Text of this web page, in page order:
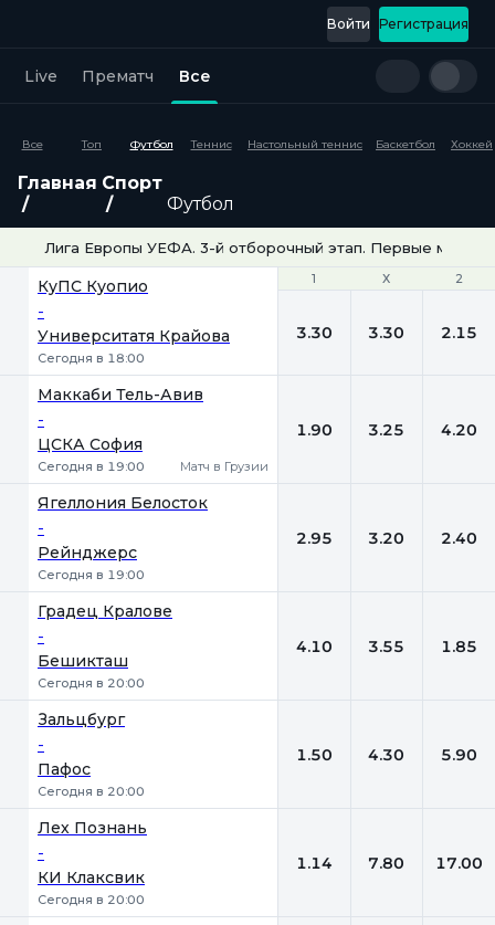
Регистрация
Войти
Live Прематч Все
Все Топ Футбол Теннис Настольный теннис Баскетбол Хоккей
Главная Спорт
Футбол
Лига Европы УЕФА. 3-й отборочный этап. Первые матчи
1 Х 2
КуПС Куопио
-
Университатя Крайова
Сегодня в 18:00
1 Х 2
3.30 3.30 2.15
Маккаби Тель-Авив
-
ЦСКА София
Сегодня в 19:00 Матч в Грузии
1.90 3.25 4.20
Ягеллония Белосток
-
Рейнджерс
Сегодня в 19:00
2.95 3.20 2.40
Градец Кралове
-
Бешикташ
Сегодня в 20:00
4.10 3.55 1.85
Зальцбург
-
Пафос
Сегодня в 20:00
1.50 4.30 5.90
Лех Познань
-
КИ Клаксвик
Сегодня в 20:00
1.14 7.80 17.00